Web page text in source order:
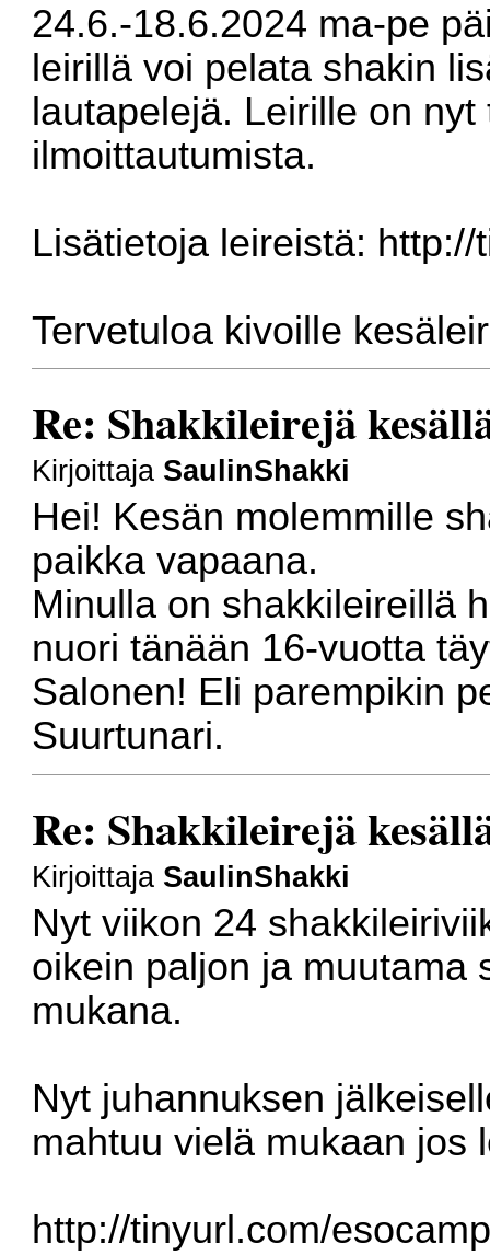
24.6.-18.6.2024 ma-pe
leirillä voi pelata shakin
lautapelejä. Leirille on
ilmoittautumista.
Lisätietoja leireistä: http://
Tervetuloa kivoille
Re: Shakkileirejä
Kirjoittaja SaulinShakki
Hei! Kesän molemmille
paikka vapaana.
Minulla on shakkileireillä
nuori tänään 16-vuotta
Salonen! Eli parempikin
Suurtunari.
Re: Shakkileirejä
Kirjoittaja SaulinShakki
Nyt viikon 24
oikein paljon ja muutama
mukana.
Nyt juhannuksen
mahtuu vielä mukaan jos
http://tinyurl.com/